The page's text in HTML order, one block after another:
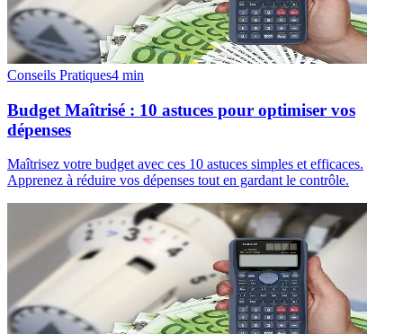
Conseils Pratiques4 min
Budget Maîtrisé : 10 astuces pour optimiser vos
dépenses
Maîtrisez votre budget avec ces 10 astuces simples et efficaces.
Apprenez à réduire vos dépenses tout en gardant le contrôle.